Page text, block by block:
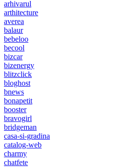
arhivarul
arthitecture
averea
balaur
bebeloo
becool
bizcar
bizenergy
blitzclick
bloghost
bnews
bonapetit
booster
bravogirl
bridgeman
casa-si-gradina
catalog-web
charmy
chatfete